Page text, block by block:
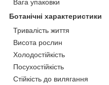
Вага упаковки
Ботанічні характеристики
Тривалість життя
Висота рослин
Холодостійкість
Посухостійкість
Стійкість до вилягання